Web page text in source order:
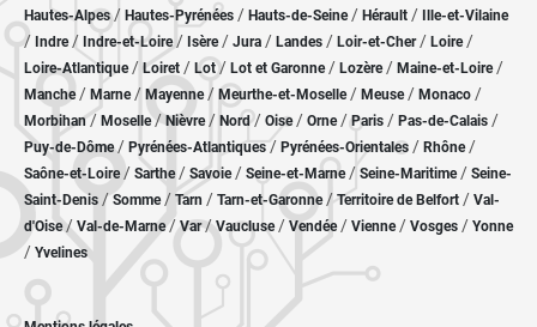
Hautes-Alpes/ Hautes-Pyrénées / Hauts-de-Seine/ Hérault / Ille-et-Vilaine
/ Indre/ Indre-et-Loire/ Isère/ Jura / Landes / Loir-et-Cher/ Loire/
Loire-Atlantique/ Loiret / Lot/ Lot et Garonne/ Lozère / Maine-et-Loire/
Manche/ Marne/ Mayenne/ Meurthe-et-Moselle/ Meuse/ Monaco /
Morbihan/ Moselle/ Nièvre / Nord/ Oise / Orne/Paris / Pas-de-Calais /
Puy-de-Dôme/ Pyrénées-Atlantiques / Pyrénées-Orientales / Rhône/
Saône-et-Loire/ Sarthe/ Savoie/ Seine-et-Marne/ Seine-Maritime/ Seine-
Saint-Denis /Somme/ Tarn / Tarn-et-Garonne/Territoire de Belfort / Val-
d'Oise/ Val-de-Marne/Var/Vaucluse/ Vendée/ Vienne/ Vosges / Yonne
/ Yvelines